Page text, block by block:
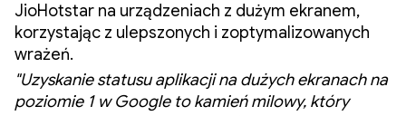
JioHotstar na urządzeniach z dużym ekranem,
korzystając z ulepszonych i zoptymalizowanych
wrażeń.
"Uzyskanie statusu aplikacji na dużych ekranach na
poziomie 1 w Google to kamień milowy, który